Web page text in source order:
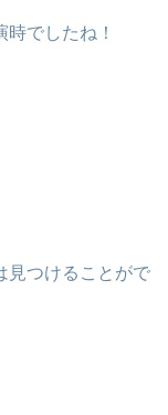
でしたね！
見つけることがで